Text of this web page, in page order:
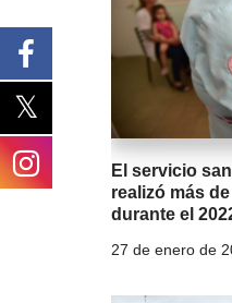
El servicio
realizó más
durante el
27 de enero de